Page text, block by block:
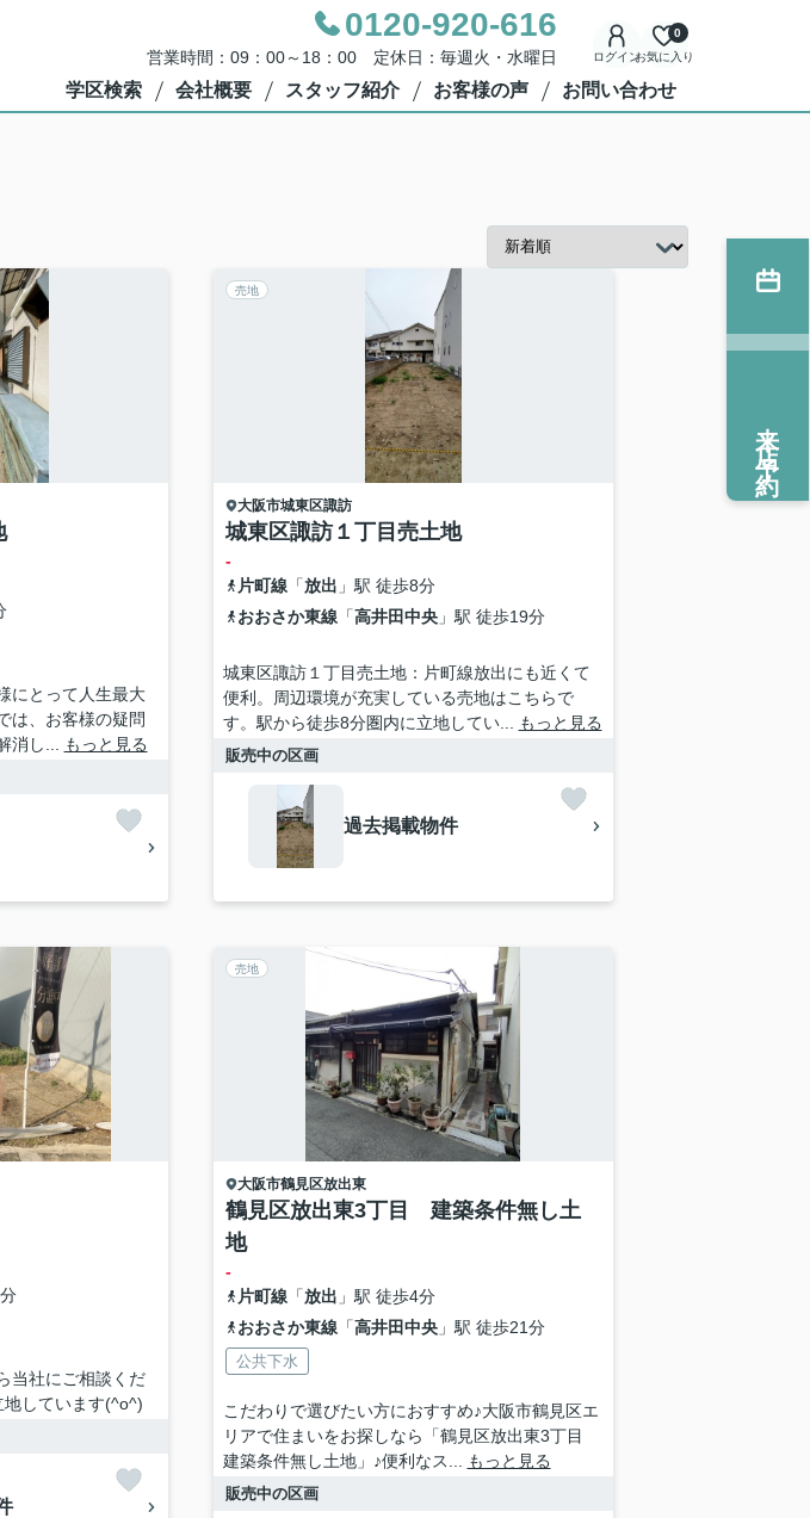
0120-920-616
営業時間：09：00～18：00 定休日：毎週火・水曜日 ログインお気に入り
0
学区検索 会社概要 スタッフ紹介 お客様の声 お問い合わせ
にとって人生最大
は、お客様の疑問
消し...
もっと見る
売地
大阪市城東区諏訪
城東区諏訪１丁目売土地
-
片町線「放出 」駅 徒歩8分
おおさか東線「高井田中央」駅 徒歩19分
城東区諏訪１丁目売土地：片町線放出にも近くて
便利。周辺環境が充実している売地はこちらで
す。駅から徒歩8分圏内に立地してい...
もっと見る
販売中の区画
過去掲載物件
当社にご相談くだ
しています(^o^)
売地
大阪市鶴見区放出東
鶴見区放出東3丁目 建築条件無し土
地
-
片町線「放出 」駅 徒歩4分
おおさか東線「高井田中央」駅 徒歩21分
公共下水
こだわりで選びたい方におすすめ♪大阪市鶴見区エ
リアで住まいをお探しなら「鶴見区放出東3丁目
建築条件無し土地」♪便利なス...
もっと見る
販売中の区画
来店予約